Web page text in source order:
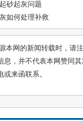
砂起灰问题
如何处理补救
本网的新闻转载时，请
息，并不代表本网赞同
来函联系。